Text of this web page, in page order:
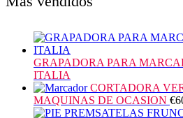
GRAPADORA PARA
ITALIA
CORTADORA
MAQUINAS DE OCASION €